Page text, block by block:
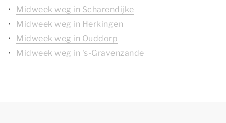
Midweek weg in Scharendijke
Midweek weg in Herkingen
Midweek weg in Ouddorp
Midweek weg in 's-Gravenzande